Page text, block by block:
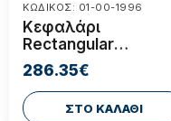
ΚΩΔΙΚΟΣ: 01-00-1996
Κεφαλάρι
Rectangular
180x100cm*
286.35€
ΣΤΟ ΚΑΛΑΘΙ